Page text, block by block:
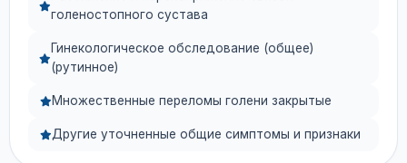
голеностопного сустава
Гинекологическое обследование (общее)
(рутинное)
Множественные переломы голени закрытые
Другие уточненные общие симптомы и признаки